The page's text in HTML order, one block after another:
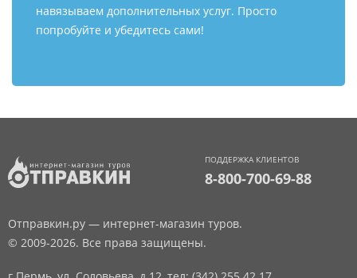
навязываем дополнительных услуг. Просто
попробуйте и убедитесь сами!
ПОДДЕРЖКА КЛИЕНТОВ
8-800-700-69-88
Отправкин.ру — интернет-магазин туров.
© 2009-2026. Все права защищены.